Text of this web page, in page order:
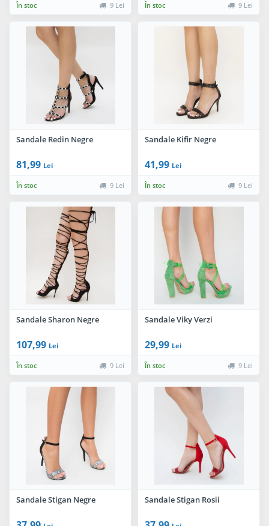
În stoc 9 Lei În stoc 9 Lei
Sandale Redin Negre
81,99 Lei
În stoc 9 Lei
Sandale Kifir Negre
41,99 Lei
În stoc 9 Lei
Sandale Sharon Negre
107,99 Lei
În stoc 9 Lei
Sandale Viky Verzi
29,99 Lei
În stoc 9 Lei
Sandale Stigan Negre Sandale Stigan Rosii